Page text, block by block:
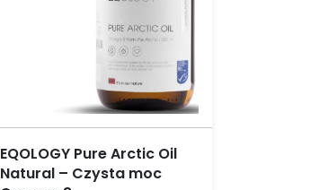
EQOLOGY Pure Arctic Oil
Natural – Czysta moc